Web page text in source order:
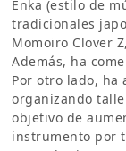
Enka (estilo de
tradicionales
Momoiro Clover
Además, ha
Por otro lado, ha
organizando
objetivo de
instrumento por